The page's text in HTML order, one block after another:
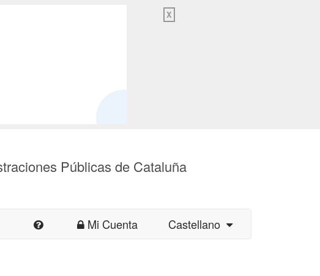
X
Públicas de Cataluña
Mi Cuenta Castellano